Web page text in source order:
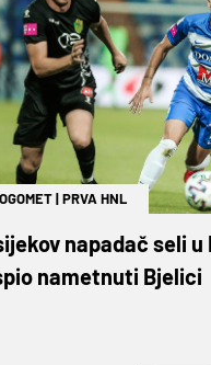
|PRVA HNL
napadač seli
nametnuti Bjelici